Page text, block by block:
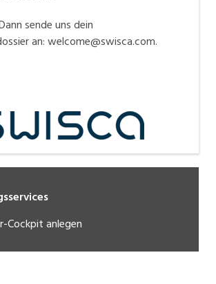
sende uns dein
an: welcome@swisca.com.
Cockpit anlegen